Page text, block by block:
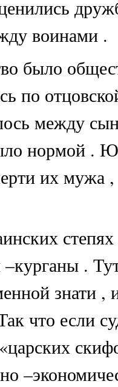
воинами .
было
по
между
нормой .
их мужа
степях
.
знати ,
что если